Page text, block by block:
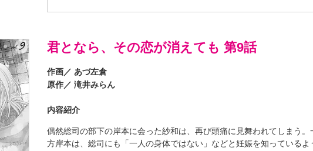
君となら、その恋が消えても 第9話
作画／ あづ左倉
原作／ 滝井みらん
内容紹介
偶然総司の部下の岸本に会った紗和は、再び頭痛に見舞われてしまう。
方岸本は、総司にも「一人の身体ではない」などと妊娠を知っているよ